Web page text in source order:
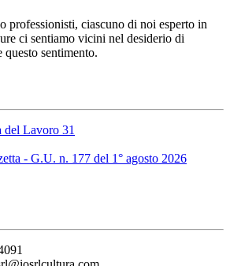
professionisti, ciascuno di noi esperto in
ci sentiamo vicini nel desiderio di
sentimento.
del Lavoro 31
- G.U. n. 177 del 1° agosto 2026